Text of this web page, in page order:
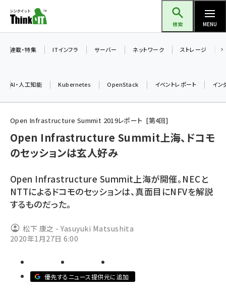
ン
ツ
検索 MENU
加藤銘のチーム貢献～仲間と築いた勝利の絆～ (2308)
iot女子会 (2273)
drupal (1947)
genai (1477)
abc123 (1352)
ai crunch (1348)
連載・特集 ITインフラ サーバー ネットワーク ストレージ
AI・人工知能 Kubernetes OpenStack イベントレポート イン
Open Infrastructure Summit 2019レポート 第4回
Open Infrastructure Summit上海、ドコモ
のセッションは玄人好み
Open Infrastructure Summit上海が開催。NECと
NTTによるドコモのセッションは、真面目にNFVを解説
するものだった。
松下 康之 - Yasuyuki Matsushita
2020年1月27日 6:00
優先するニュース提供元に追加